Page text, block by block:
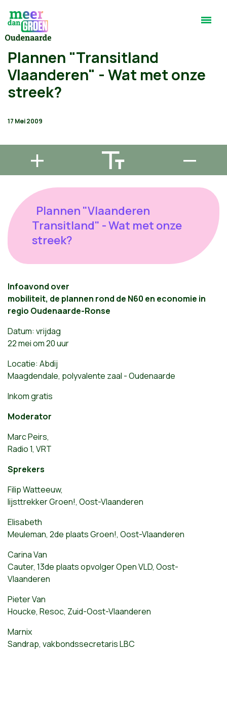
Plannen "Transitland
Vlaanderen" - Wat met onze
streek?
17 Mei 2009
Plannen "Vlaanderen
Transitland" - Wat met onze
streek?
Infoavond over
mobiliteit, de plannen rond de N60 en economie in
regio Oudenaarde-Ronse
Datum: vrijdag
22 mei om 20 uur
Locatie: Abdij
Maagdendale, polyvalente zaal - Oudenaarde
Inkom gratis
Moderator
Marc Peirs,
Radio 1, VRT
Sprekers
Filip Watteeuw,
lijsttrekker Groen!, Oost-Vlaanderen
Elisabeth
Meuleman, 2de plaats Groen!, Oost-Vlaanderen
Carina Van
Cauter, 13de plaats opvolger Open VLD, Oost-
Vlaanderen
Pieter Van
Houcke, Resoc, Zuid-Oost-Vlaanderen
Marnix
Sandrap, vakbondssecretaris LBC